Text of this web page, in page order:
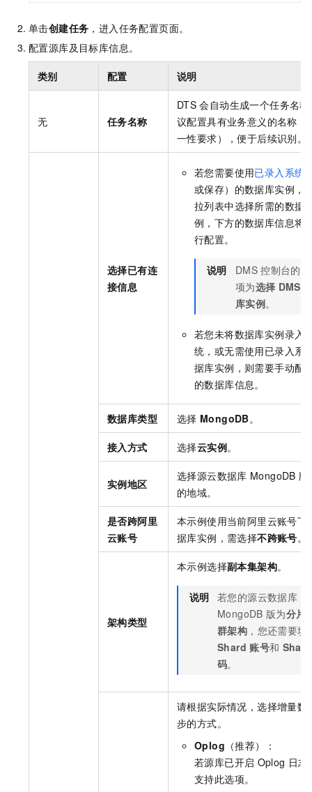
单击创建任务 ，进入任务配置页面。
配置源库及目标库信息。
类别 配置 说明
无 任务名称
DTS 会自动生成一个任务名
议配置具有业务意义的名称（
一性要求），便于后续识别。
选择已有连
接信息
若您需要使用已录入系统
或保存）的数据库实例，
拉列表中选择所需的数据
例，下方的数据库信息将
行配置。
说明 DMS 控制台的
项为选择 DMS
库实例。
若您未将数据库实例录入
统，或无需使用已录入系
据库实例，则需要手动配
的数据库信息。
数据库类型 选择 MongoDB。
接入方式 选择云实例。
实例地区
选择源云数据库 MongoDB 版
的地域。
是否跨阿里
云账号
本示例使用当前阿里云账号下
据库实例，需选择不跨账号。
架构类型
本示例选择副本集架构。
说明 若您的源云数据库
MongoDB 版为分片
群架构 ，您还需要填
Shard 账号和 Shard
码。
请根据实际情况，选择增量数
步的方式。
Oplog （推荐）：
若源库已开启 Oplog 日志
支持此选项。